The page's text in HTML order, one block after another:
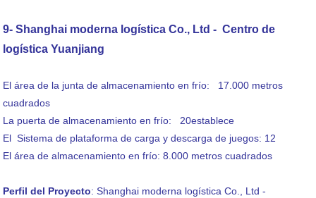
9- Shanghai moderna logística Co., Ltd - Centro de
logística Yuanjiang
El área de la junta de almacenamiento en frío: 17.000 metros
cuadrados
La puerta de almacenamiento en frío: 20establece
El Sistema de plataforma de carga y descarga de juegos: 12
El área de almacenamiento en frío: 8.000 metros cuadrados
Perfil del Proyecto: Shanghai moderna logística Co., Ltd -